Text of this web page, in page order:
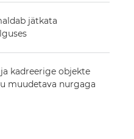
jätkata
kadreerige objekte
muudetava nurgaga